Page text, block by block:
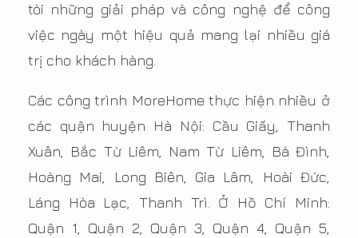
tòi những giải pháp và công nghệ để công
việc ngày một hiệu quả mang lại nhiều giá
trị cho khách hàng.
Các công trình MoreHome thực hiện nhiều ở
các quận huyện Hà Nội: Cầu Giấy, Thanh
Xuân, Bắc Từ Liêm, Nam Từ Liêm, Bà Đình,
Hoàng Mai, Long Biên, Gia Lâm, Hoài Đức,
Láng Hòa Lạc, Thanh Trì. Ở Hồ Chí Minh:
Quận 1, Quận 2, Quận 3, Quận 4, Quận 5,